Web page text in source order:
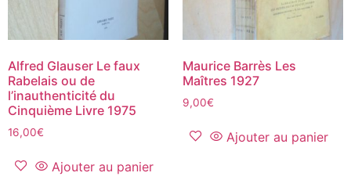
Alfred Glauser Le faux
Rabelais ou de
l’inauthenticité du
Cinquième Livre 1975
16,00€
Ajouter au panier
Maurice Barrès Les
Maîtres 1927
9,00€
Ajouter au panier